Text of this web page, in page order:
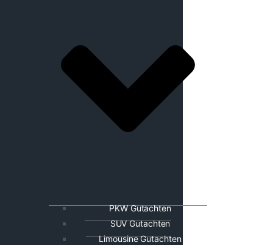
PKW Gutachten
SUV Gutachten
Limousine Gutachten